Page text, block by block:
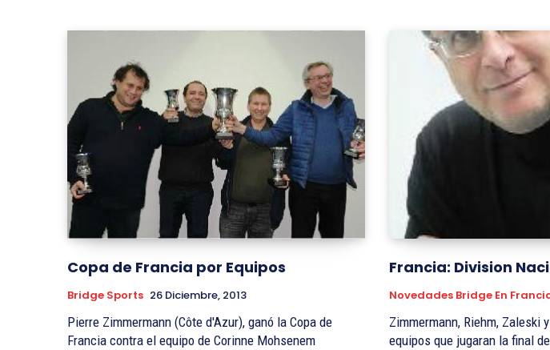
Copa de Francia por Equipos
Bridge Sports 26 Diciembre, 2013
Pierre Zimmermann (Côte d'Azur), ganó la Copa de
Francia contra el equipo de Corinne Mohsenem
Francia: Division
Novedades Bridge En
Zimmermann, Riehm, Zaleski
equipos que jugaran la final